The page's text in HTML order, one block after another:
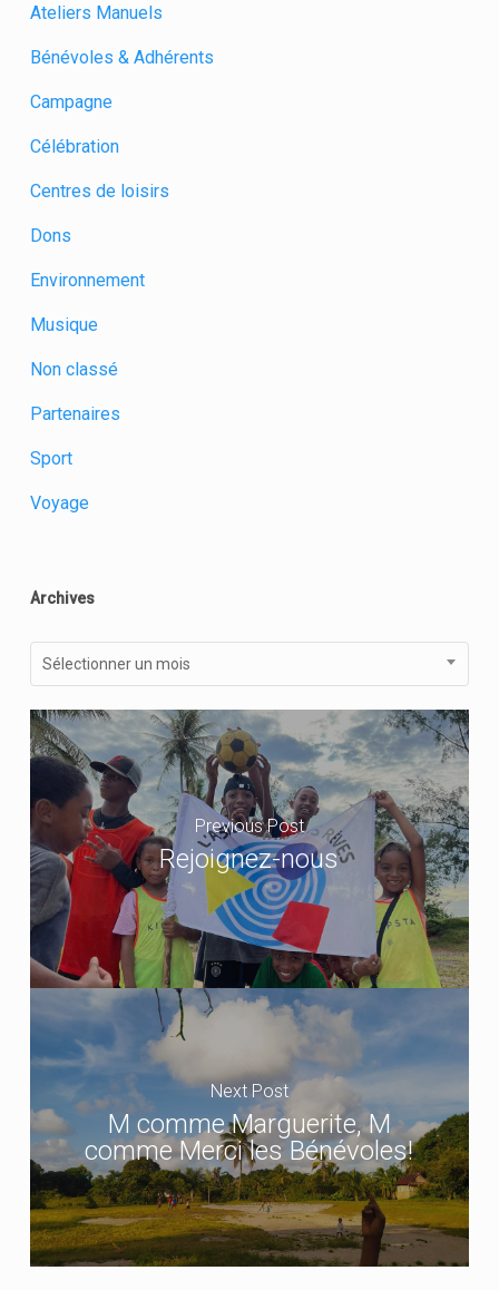
Ateliers Manuels
Bénévoles & Adhérents
Campagne
Célébration
Centres de loisirs
Dons
Environnement
Musique
Non classé
Partenaires
Sport
Voyage
Archives
Archives
Sélectionner un mois
Previous Post
Rejoignez-nous
Next Post
M comme Marguerite, M
comme Merci les Bénévoles!